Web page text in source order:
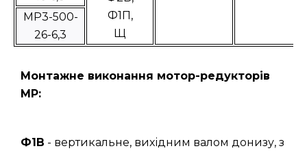
Ф1П,
Щ
МР3-500-
26-6,3
Монтажне виконання мотор-редукторів
МР:
Ф1В - вертикальне, вихідним валом донизу, з